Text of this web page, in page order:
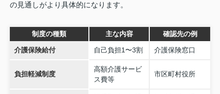
の見通しがより具体的になります。
制度の種類 主な内容 確認先の例
介護保険給付 自己負担1〜3割 介護保険窓口
負担軽減制度
高額介護サービ
ス費等
市区町村役所